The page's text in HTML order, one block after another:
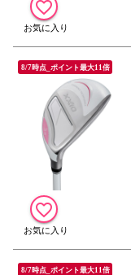
8/7時点_ポイント最大11倍
8/7時点_ポイント最大11倍